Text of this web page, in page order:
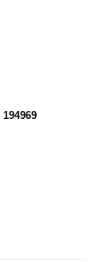
194969